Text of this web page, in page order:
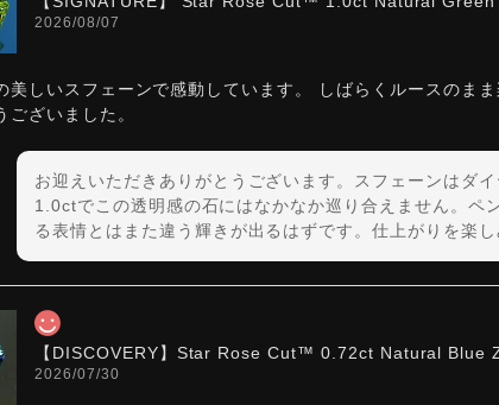
2026/08/07
美しいスフェーンで感動しています。 しばらくルースのま
ございました。
お迎えいただきありがとうございます。スフェーンはダ
1.0ctでこの透明感の石にはなかなか巡り合えません。ペ
る表情とはまた違う輝きが出るはずです。仕上がりを楽し
【DISCOVERY】Star Rose Cut™️ 0.72ct Natural Blue
2026/07/30